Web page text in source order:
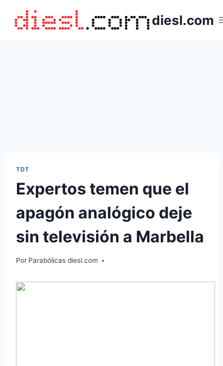
contenido
diesl.com
TDT
Expertos temen que el
apagón analógico deje
sin televisión a Marbella
Por Parabólicas diesl.com